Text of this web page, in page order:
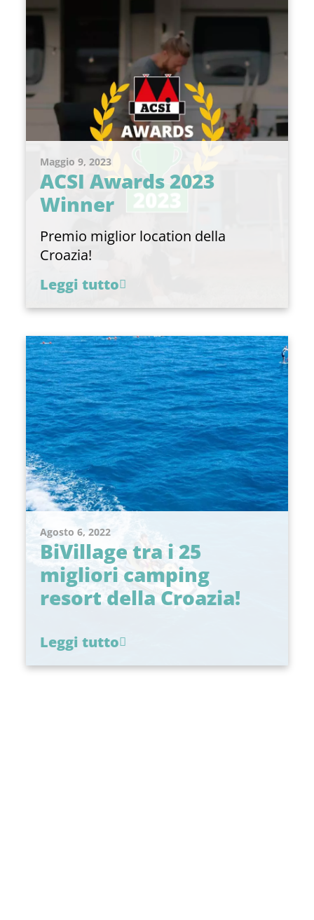
Maggio 9, 2023
ACSI Awards 2023
Winner
Premio miglior location della
Croazia!
Leggi tutto
Agosto 6, 2022
BiVillage tra i 25
migliori camping
resort della Croazia!
Leggi tutto